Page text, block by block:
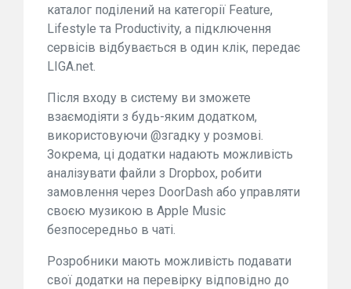
каталог поділений на категорії Feature,
Lifestyle та Productivity, а підключення
сервісів відбувається в один клік, передає
LIGA.net.
Після входу в систему ви зможете
взаємодіяти з будь-яким додатком,
використовуючи @згадку у розмові.
Зокрема, ці додатки надають можливість
аналізувати файли з Dropbox, робити
замовлення через DoorDash або управляти
своєю музикою в Apple Music
безпосередньо в чаті.
Розробники мають можливість подавати
свої додатки на перевірку відповідно до